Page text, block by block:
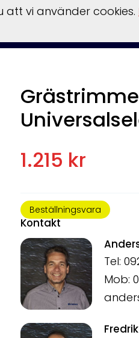
1.215 kr
Beställningsvara
Kontakt
Tel:
Mob:
vi använder cookies.